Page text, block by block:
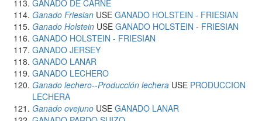
GANADO DE CARNE
Ganado Friesian USE GANADO HOLSTEIN - FRIESIAN
Ganado Holstein USE GANADO HOLSTEIN - FRIESIAN
GANADO HOLSTEIN - FRIESIAN
GANADO JERSEY
GANADO LANAR
GANADO LECHERO
Ganado lechero--Producción lechera USE PRODUCCION
LECHERA
Ganado ovejuno USE GANADO LANAR